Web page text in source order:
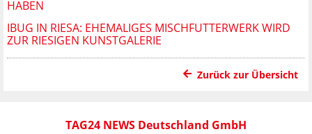
HABEN
IBUG IN RIESA: EHEMALIGES MISCHFUTTERWERK WIRD
ZUR RIESIGEN KUNSTGALERIE
Zurück zur Übersicht
TAG24 NEWS Deutschland GmbH